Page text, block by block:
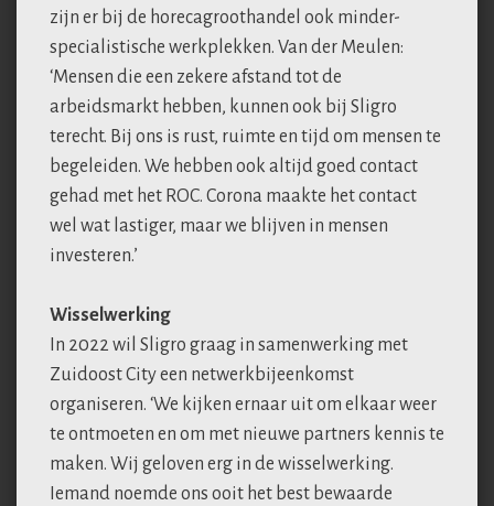
zijn er bij de horecagroothandel ook minder-
specialistische werkplekken. Van der Meulen:
‘Mensen die een zekere afstand tot de
arbeidsmarkt hebben, kunnen ook bij Sligro
terecht. Bij ons is rust, ruimte en tijd om mensen te
begeleiden. We hebben ook altijd goed contact
gehad met het ROC. Corona maakte het contact
wel wat lastiger, maar we blijven in mensen
investeren.’
Wisselwerking
In 2022 wil Sligro graag in samenwerking met
Zuidoost City een netwerkbijeenkomst
organiseren. ‘We kijken ernaar uit om elkaar weer
te ontmoeten en om met nieuwe partners kennis te
maken. Wij geloven erg in de wisselwerking.
Iemand noemde ons ooit het best bewaarde